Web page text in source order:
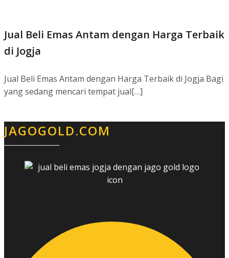
Jual Beli Emas Antam dengan Harga Terbaik
di Jogja
Jual Beli Emas Antam dengan Harga Terbaik di Jogja Bagi
yang sedang mencari tempat jual[…]
JAGOGOLD.COM